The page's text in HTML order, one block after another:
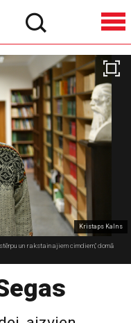
Kristaps Kalns
un rakstainajiem cimdiem," domā